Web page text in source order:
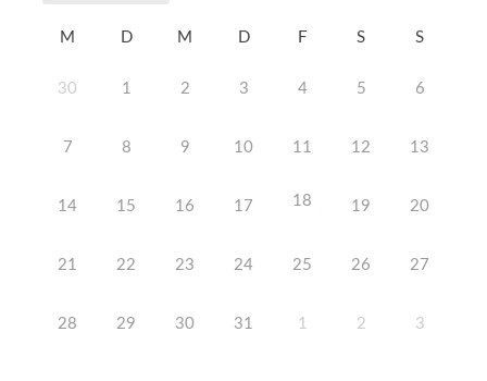
M D M D F S S
30 1 2 3 4 5 6
7 8 9 10 11 12 13
14 15 16 17 18 19 20
21 22 23 24 25 26 27
28 29 30 31 1 2 3